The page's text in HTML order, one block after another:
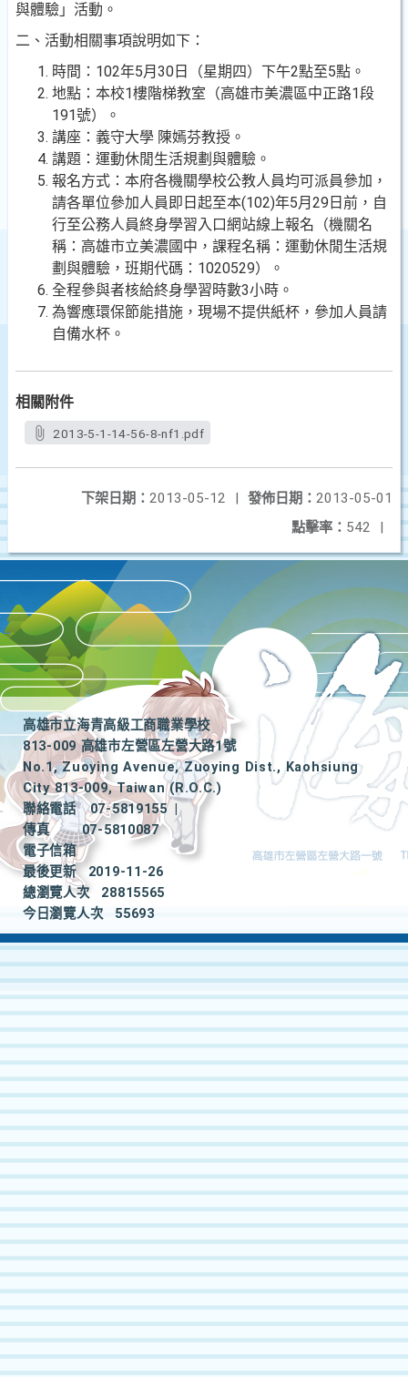
與體驗」活動。
二、活動相關事項說明如下：
時間：102年5月30日（星期四）下午2點至5點。
地點：本校1樓階梯教室（高雄市美濃區中正路1段
191號）。
講座：義守大學 陳嫣芬教授。
講題：運動休閒生活規劃與體驗。
報名方式：本府各機關學校公教人員均可派員參加，
請各單位參加人員即日起至本(102)年5月29日前，自
行至公務人員終身學習入口網站線上報名（機關名
稱：高雄市立美濃國中，課程名稱：運動休閒生活規
劃與體驗，班期代碼：1020529）。
全程參與者核給終身學習時數3小時。
為響應環保節能措施，現場不提供紙杯，參加人員請
自備水杯。
相關附件
2013-5-1-14-56-8-nf1.pdf
發佈日期： 2013-05-01
下架日期： 2013-05-12
|
點擊率： 542 |
高雄市立海青高級工商職業學校
813-009 高雄市左營區左營大路1號
No.1, Zuoying Avenue, Zuoying Dist., Kaohsiung
City 813-009, Taiwan (R.O.C.)
聯絡電話
07-5819155
|
傳真
07-5810087
電子信箱
最後更新
2019-11-26
總瀏覽人次
28815565
今日瀏覽人次
55693